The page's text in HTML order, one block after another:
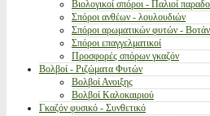
Βιολογικοί σπόροι - Παλιοί
Σπόροι ανθέων - λουλουδιών
Σπόροι αρωματικών φυτών -
Σπόροι επαγγελματικοί
Προσφορές σπόρων γκαζόν
Βολβοί - Ριζώματα Φυτών
Βολβοί Ανοιξης
Βολβοί Καλοκαιριού
Γκαζόν φυσικό - Συνθετικό